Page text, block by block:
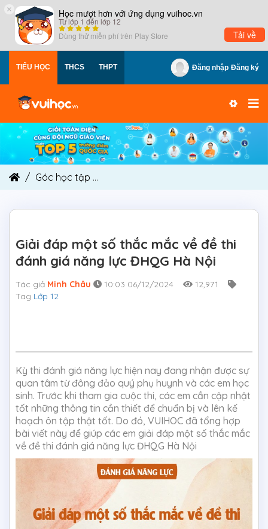
× Học mượt hơn với ứng dụng vuihoc.vn
Từ lớp 1 đến lớp 12
Dùng thử miễn phí trên Play Store Tải về
TIỂU HỌC THCS THPT Đăng nhập Đăng ký
Góc học tập
Giải đáp một số thắc mắc về đề thi
đánh giá năng lực ĐHQG Hà Nội
Tác giả Minh Châu 10:03 06/12/2024
12,971
Tag Lớp 12
Kỳ thi đánh giá năng lực hiện nay đang nhận được sự
quan tâm từ đông đảo quý phụ huynh và các em học
sinh. Trước khi tham gia cuộc thi, các em cần cập nhật
tốt những thông tin cần thiết để chuẩn bị và lên kế
hoạch ôn tập thật tốt. Do đó, VUIHOC đã tổng hợp
bài viết này để giúp các em giải đáp một số thắc mắc
về đề thi đánh giá năng lực ĐHQG Hà Nội